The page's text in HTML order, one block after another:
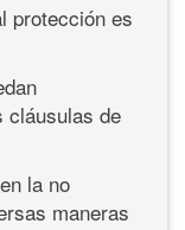
protección es
cláusulas de
la no
maneras